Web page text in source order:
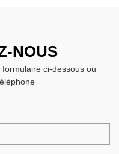
NOUS
ci-dessous ou